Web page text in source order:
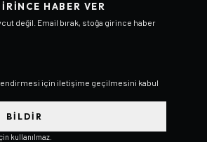
HABER VER
değil. Email bırak, stoğa girince haber
için iletişime geçilmesini kabul
BILDIR
kullanılmaz.